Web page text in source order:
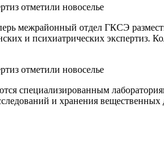
межрайонный отдел ГКСЭ
и психиатрических экспертиз.
специализированным
и хранения вещественных